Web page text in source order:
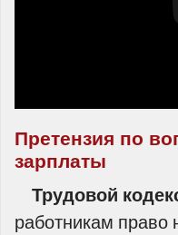
Претензия по
зарплаты
Трудовой
работникам